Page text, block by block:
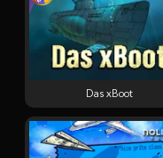
Das xBoot